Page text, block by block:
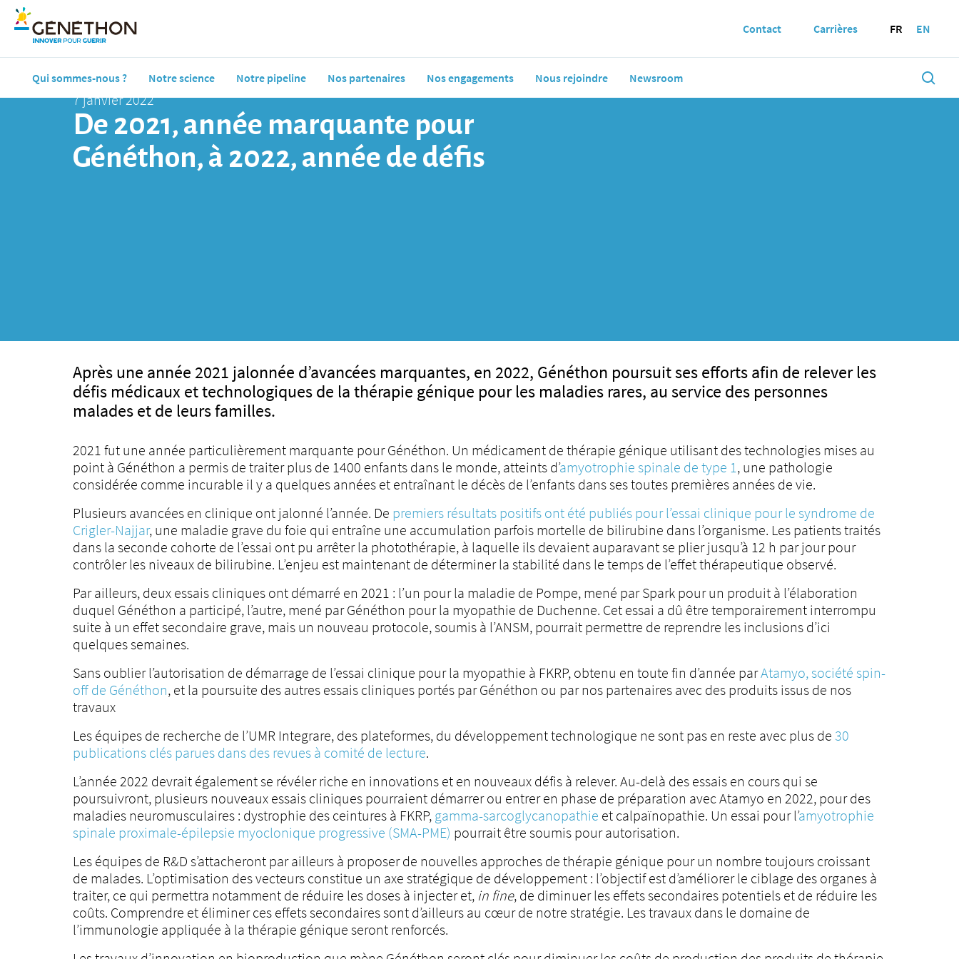
Qui sommes-nous ? Notre science Notre pipeline Nos partenaires Nos engagements Nous rejoindre Newsroom
Contact Carrières FR EN
7 janvier 2022
De 2021, année marquante pour
Généthon, à 2022, année de défis
Après une année 2021 jalonnée d’avancées marquantes, en 2022, Généthon poursuit ses efforts afin de relever les
défis médicaux et technologiques de la thérapie génique pour les maladies rares, au service des personnes
malades et de leurs familles.
2021 fut une année particulièrement marquante pour Généthon. Un médicament de thérapie génique utilisant des technologies mises au
point à Généthon a permis de traiter plus de 1400 enfants dans le monde, atteints d’amyotrophie spinale de type 1, une pathologie
considérée comme incurable il y a quelques années et entraînant le décès de l’enfants dans ses toutes premières années de vie.
Plusieurs avancées en clinique ont jalonné l’année. De premiers résultats positifs ont été publiés pour l’essai clinique pour le syndrome de
Crigler-Najjar, une maladie grave du foie qui entraîne une accumulation parfois mortelle de bilirubine dans l’organisme. Les patients traités
dans la seconde cohorte de l’essai ont pu arrêter la photothérapie, à laquelle ils devaient auparavant se plier jusqu’à 12 h par jour pour
contrôler les niveaux de bilirubine. L’enjeu est maintenant de déterminer la stabilité dans le temps de l’effet thérapeutique observé.
Par ailleurs, deux essais cliniques ont démarré en 2021 : l’un pour la maladie de Pompe, mené par Spark pour un produit à l’élaboration
duquel Généthon a participé, l’autre, mené par Généthon pour la myopathie de Duchenne. Cet essai a dû être temporairement interrompu
suite à un effet secondaire grave, mais un nouveau protocole, soumis à l’ANSM, pourrait permettre de reprendre les inclusions d’ici
quelques semaines.
Sans oublier l’autorisation de démarrage de l’essai clinique pour la myopathie à FKRP, obtenu en toute fin d’année parAtamyo, société spin-
off de Généthon, et la poursuite des autres essais cliniques portés par Généthon ou par nos partenaires avec des produits issus de nos
travaux
Les équipes de recherche de l’UMR Integrare, des plateformes, du développement technologique ne sont pas en reste avec plus de 30
publications clés parues dans des revues à comité de lecture.
L’année 2022 devrait également se révéler riche en innovations et en nouveaux défis à relever. Au-delà des essais en cours qui se
poursuivront, plusieurs nouveaux essais cliniques pourraient démarrer ou entrer en phase de préparation avec Atamyo en 2022, pour des
maladies neuromusculaires : dystrophie des ceintures à FKRP, gamma-sarcoglycanopathie et calpaïnopathie. Un essai pour l’amyotrophie
spinale proximale-épilepsie myoclonique progressive (SMA-PME) pourrait être soumis pour autorisation.
Les équipes de R&D s’attacheront par ailleurs à proposer de nouvelles approches de thérapie génique pour un nombre toujours croissant
de malades. L’optimisation des vecteurs constitue un axe stratégique de développement : l’objectif est d’améliorer le ciblage des organes à
traiter, ce qui permettra notamment de réduire les doses à injecter et, in fine, de diminuer les effets secondaires potentiels et de réduire les
coûts. Comprendre et éliminer ces effets secondaires sont d’ailleurs au cœur de notre stratégie. Les travaux dans le domaine de
l’immunologie appliquée à la thérapie génique seront renforcés.